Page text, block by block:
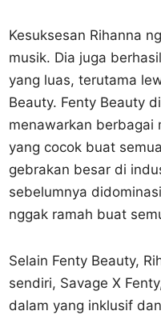
Kesuksesan Rihanna
musik. Dia juga
yang luas, terutama
Beauty. Fenty Beauty
menawarkan berbagai
yang cocok buat
gebrakan besar di
sebelumnya
nggak ramah buat
Selain Fenty Beauty,
sendiri, Savage X
dalam yang inklusif